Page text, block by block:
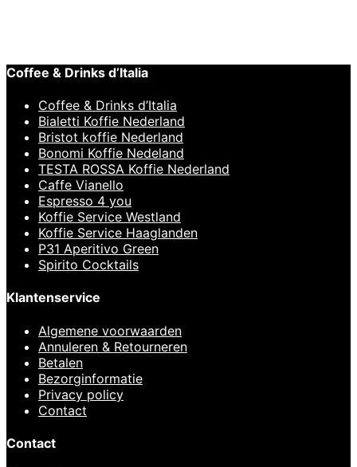
Coffee & Drinks d’Italia
Coffee & Drinks d’Italia
Bialetti Koffie Nederland
Bristot koffie Nederland
Bonomi Koffie Nedeland
TESTA ROSSA Koffie Nederland
Caffe Vianello
Espresso 4 you
Koffie Service Westland
Koffie Service Haaglanden
P31 Aperitivo Green
Spirito Cocktails
Klantenservice
Algemene voorwaarden
Annuleren & Retourneren
Betalen
Bezorginformatie
Privacy policy
Contact
Contact